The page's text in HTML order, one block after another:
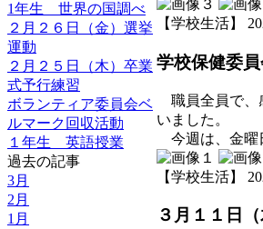
1年生 世界の国調べ
２月２６日（金）選挙
運動
２月２５日（木）卒業
式予行練習
ボランティア委員会ベ
ルマーク回収活動
１年生 英語授業
過去の記事
3月
2月
1月
【学校生活】
学校保健委
職員全員で、
いました。
今週は、金曜
【学校生活】
３月１１日